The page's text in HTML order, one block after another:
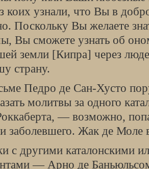
коих узнали, что Вы в
Поскольку Вы желаете
Вы сможете узнать об
земли [Кипра] через
страну.
Педро де Сан-Хусто
молитвы за одного
— возможно,
заболевшего. Жак де Моле в
с другими каталонскими
— Арно де